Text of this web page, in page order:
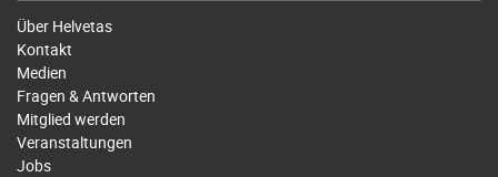
Über Helvetas
Kontakt
Medien
Fragen & Antworten
Mitglied werden
Veranstaltungen
Jobs